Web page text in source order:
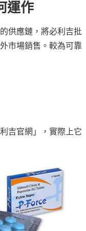
運作
供應鏈，將必利吉批
市場銷售。較為可靠
吉官網」，實際上它